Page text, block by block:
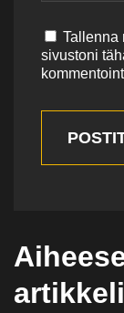
Tallenna
sivustoni